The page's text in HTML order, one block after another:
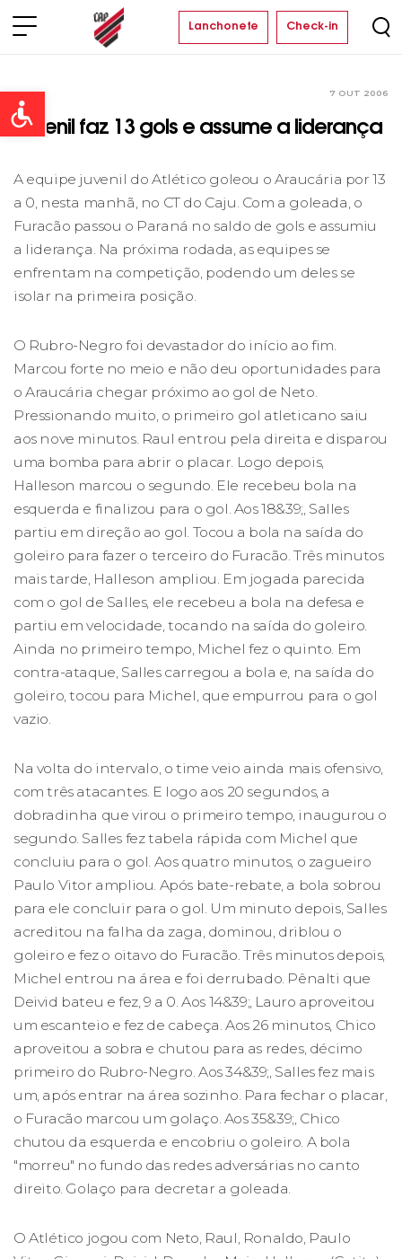
Open toolbar
Lanchonete Check-in
7 OUT 2006
Juvenil faz 13 gols e assume a liderança
A equipe juvenil do Atlético goleou o Araucária por 13
a 0, nesta manhã, no CT do Caju. Com a goleada, o
Furacão passou o Paraná no saldo de gols e assumiu
a liderança. Na próxima rodada, as equipes se
enfrentam na competição, podendo um deles se
isolar na primeira posição.
O Rubro-Negro foi devastador do início ao fim.
Marcou forte no meio e não deu oportunidades para
o Araucária chegar próximo ao gol de Neto.
Pressionando muito, o primeiro gol atleticano saiu
aos nove minutos. Raul entrou pela direita e disparou
uma bomba para abrir o placar. Logo depois,
Halleson marcou o segundo. Ele recebeu bola na
esquerda e finalizou para o gol. Aos 18&39;, Salles
partiu em direção ao gol. Tocou a bola na saída do
goleiro para fazer o terceiro do Furacão. Três minutos
mais tarde, Halleson ampliou. Em jogada parecida
com o gol de Salles, ele recebeu a bola na defesa e
partiu em velocidade, tocando na saída do goleiro.
Ainda no primeiro tempo, Michel fez o quinto. Em
contra-ataque, Salles carregou a bola e, na saída do
goleiro, tocou para Michel, que empurrou para o gol
vazio.
Na volta do intervalo, o time veio ainda mais ofensivo,
com três atacantes. E logo aos 20 segundos, a
dobradinha que virou o primeiro tempo, inaugurou o
segundo. Salles fez tabela rápida com Michel que
concluiu para o gol. Aos quatro minutos, o zagueiro
Paulo Vitor ampliou. Após bate-rebate, a bola sobrou
para ele concluir para o gol. Um minuto depois, Salles
acreditou na falha da zaga, dominou, driblou o
goleiro e fez o oitavo do Furacão. Três minutos depois,
Michel entrou na área e foi derrubado. Pênalti que
Deivid bateu e fez, 9 a 0. Aos 14&39;, Lauro aproveitou
um escanteio e fez de cabeça. Aos 26 minutos, Chico
aproveitou a sobra e chutou para as redes, décimo
primeiro do Rubro-Negro. Aos 34&39;, Salles fez mais
um, após entrar na área sozinho. Para fechar o placar,
o Furacão marcou um golaço. Aos 35&39;, Chico
chutou da esquerda e encobriu o goleiro. A bola
"morreu" no fundo das redes adversárias no canto
direito. Golaço para decretar a goleada.
O Atlético jogou com Neto, Raul, Ronaldo, Paulo